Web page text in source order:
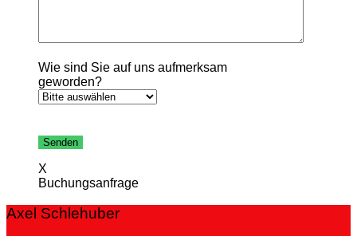
Wie sind Sie auf uns aufmerksam
geworden?
lasse
Feld
leer.
X
Buchungsanfrage
Axel Schlehuber